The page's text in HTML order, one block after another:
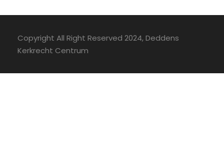
Copyright All Right Reserved 2024, Deddens
Kerkrecht Centrum